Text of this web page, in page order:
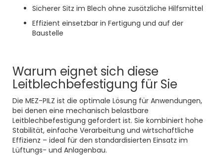
Sicherer Sitz im Blech ohne zusätzliche Hilfsmittel
Effizient einsetzbar in Fertigung und auf der
Baustelle
Warum eignet sich diese
Leitblechbefestigung für Sie
Die MEZ-PILZ ist die optimale Lösung für Anwendungen,
bei denen eine mechanisch belastbare
Leitblechbefestigung gefordert ist. Sie kombiniert hohe
Stabilität, einfache Verarbeitung und wirtschaftliche
Effizienz – ideal für den standardisierten Einsatz im
Lüftungs- und Anlagenbau.